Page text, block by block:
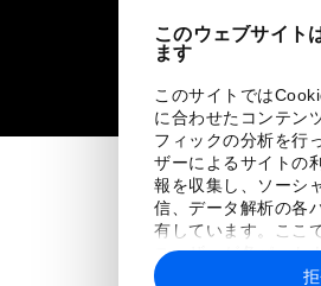
このウェブサイト
ます
このサイトでは
に合わせたコンテン
フィックの分析を行
ザーによるサイトの
報を収集し、ソーシ
信、データ解析の各
有しています。ここ
ユーザーが各パート
報や各パートナーの